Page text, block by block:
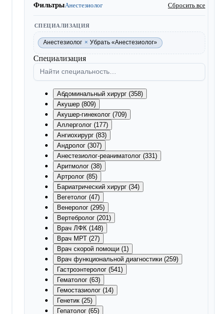
ФильтрыАнестезиолог Сбросить все
СПЕЦИАЛИЗАЦИЯ
Анестезиолог × Убрать «Анестезиолог»
Специализация
Абдоминальный хирург (358)
Акушер (809)
Акушер-гинеколог (709)
Аллерголог (177)
Ангиохирург (83)
Андролог (307)
Анестезиолог-реаниматолог (331)
Аритмолог (38)
Артролог (85)
Бариатрический хирург (34)
Вегетолог (47)
Венеролог (295)
Вертебролог (201)
Врач ЛФК (148)
Врач МРТ (27)
Врач скорой помощи (1)
Врач функциональной диагностики (259)
Гастроэнтеролог (541)
Гематолог (63)
Гемостазиолог (14)
Генетик (25)
Гепатолог (65)